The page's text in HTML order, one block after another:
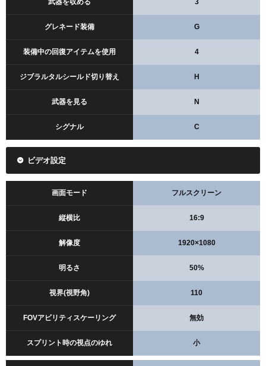
武器を収める 3
グレネード装備 G
装備中の回復アイテムを使用 4
ジブラルタルシールド切り替え H
武器を見る N
シグナル C
ビデオ設定
画面モード フルスクリーン
縦横比 16:9
解像度 1920×1080
明るさ 50%
視界(視野角) 110
FOVアビリティスケーリング 無効
スプリント時の視点のゆれ 小